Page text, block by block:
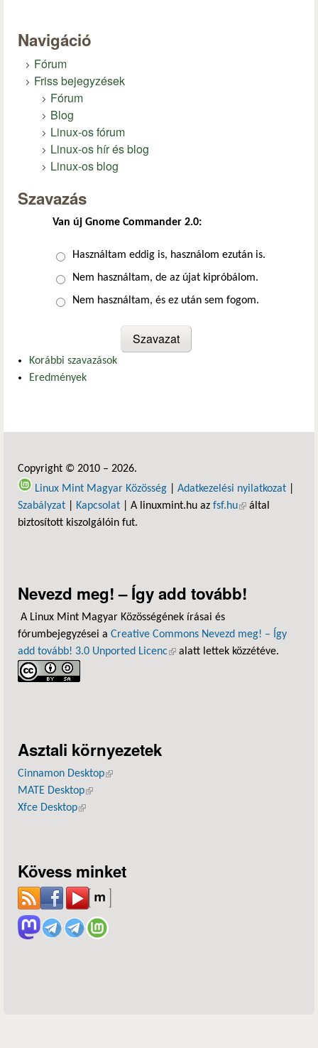
Navigáció
Fórum
Friss bejegyzések
Fórum
Blog
Linux-os fórum
Linux-os hír és blog
Linux-os blog
Szavazás
Van új Gnome Commander 2.0:
Választások
Használtam eddig is, használom ezután is.
Nem használtam, de az újat kipróbálom.
Nem használtam, és ez után sem fogom.
Korábbi szavazások
Eredmények
Copyright © 2010 – 2026.
Linux Mint Magyar Közösség
Adatkezelési nyilatkozat
Szabályzat
Kapcsolat | A linuxmint.hu az fsf.hu(külső hivatkozás)
által
biztosított kiszolgálóin fut.
Nevezd meg! – Így add tovább!
A Linux Mint Magyar Közösségének írásai és
fórumbejegyzései a Creative Commons Nevezd meg! – Így
add tovább! 3.0 Unported Licenc(külső hivatkozás)
alatt lettek közzétéve.
Asztali környezetek
Cinnamon Desktop(külső hivatkozás)
MATE Desktop(külső hivatkozás)
Xfce Desktop(külső hivatkozás)
Kövess minket